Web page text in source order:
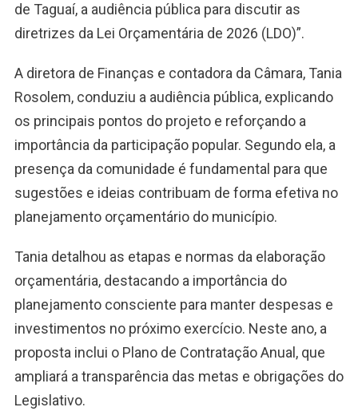
de Taguaí, a audiência pública para discutir as
diretrizes da Lei Orçamentária de 2026 (LDO)”.
A diretora de Finanças e contadora da Câmara, Tania
Rosolem, conduziu a audiência pública, explicando
os principais pontos do projeto e reforçando a
importância da participação popular. Segundo ela, a
presença da comunidade é fundamental para que
sugestões e ideias contribuam de forma efetiva no
planejamento orçamentário do município.
Tania detalhou as etapas e normas da elaboração
orçamentária, destacando a importância do
planejamento consciente para manter despesas e
investimentos no próximo exercício. Neste ano, a
proposta inclui o Plano de Contratação Anual, que
ampliará a transparência das metas e obrigações do
Legislativo.